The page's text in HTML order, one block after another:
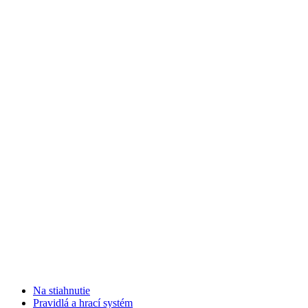
Na stiahnutie
Pravidlá a hrací systém